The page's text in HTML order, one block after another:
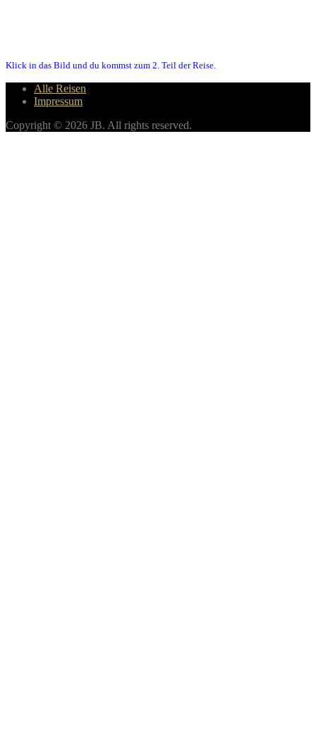
Klick in das Bild und du kommst zum 2. Teil der Reise.
Alle Reisen
Impressum
Copyright © 2026 JB. All rights reserved.